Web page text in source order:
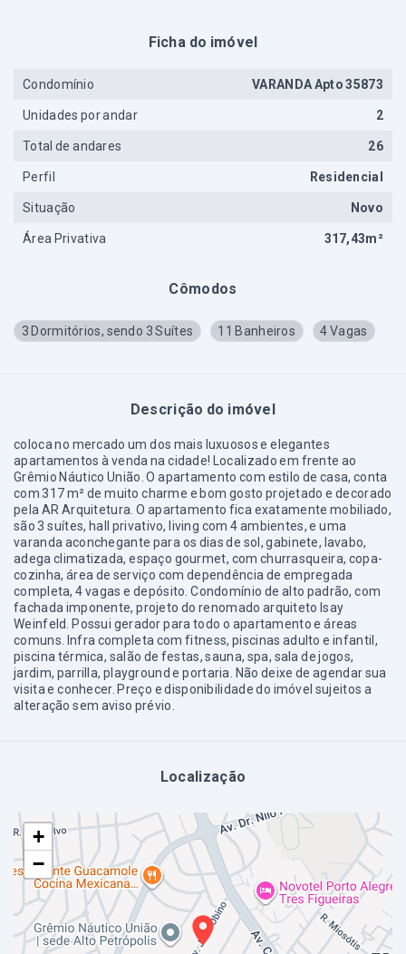
Cômodos
3 Dormitórios, sendo 3 Suítes 11 Banheiros 4 Vagas
Descrição do imóvel
coloca no mercado um dos mais luxuosos e elegantes
apartamentos à venda na cidade! Localizado em frente ao
Grêmio Náutico União. O apartamento com estilo de casa, conta
com 317 m² de muito charme e bom gosto projetado e decorado
pela AR Arquitetura. O apartamento fica exatamente mobiliado,
são 3 suítes, hall privativo, living com 4 ambientes, e uma
varanda aconchegante para os dias de sol, gabinete, lavabo,
adega climatizada, espaço gourmet, com churrasqueira, copa-
cozinha, área de serviço com dependência de empregada
completa, 4 vagas e depósito. Condomínio de alto padrão, com
fachada imponente, projeto do renomado arquiteto Isay
Weinfeld. Possui gerador para todo o apartamento e áreas
comuns. Infra completa com fitness, piscinas adulto e infantil,
piscina térmica, salão de festas, sauna, spa, sala de jogos,
jardim, parrilla, playground e portaria. Não deixe de agendar sua
visita e conhecer. Preço e disponibilidade do imóvel sujeitos a
alteração sem aviso prévio.
Localização
+
−
Ficha do imóvel
Condomínio VARANDA Apto 35873
Unidades por andar 2
Total de andares 26
Perfil Residencial
Situação Novo
Área Privativa 317,43m²